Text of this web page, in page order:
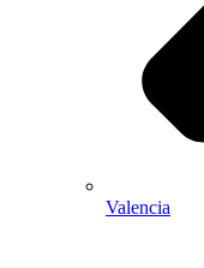
Valencia